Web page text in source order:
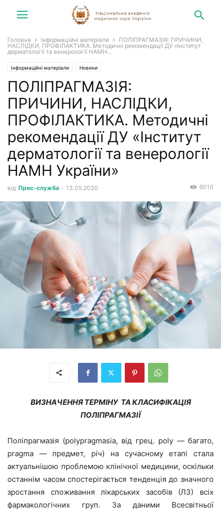
Головна Інформаційні матеріали
ПОЛІПРАГМАЗІЯ: ПРИЧИНИ,
НАСЛІДКИ, ПРОФІЛАКТИКА. Методичні рекомендації ДУ «Інститут
дерматології та венерології НАМН...
Інформаційні матеріали Новини
ПОЛІПРАГМАЗІЯ:
ПРИЧИНИ, НАСЛІДКИ,
ПРОФІЛАКТИКА. Методичні
рекомендації ДУ «Інститут
дерматології та венерології
НАМН України»
від Прес-служба - 13.05.2020 6010
ВИЗНАЧЕННЯ ТЕРМІНУ ТА КЛАСИФІКАЦІЯ
ПОЛІПРАГМАЗІЇ
Поліпрагмазія (polypragmasia, від грец. poly — багато,
pragma — предмет, річ) на сучасному етапі стала
актуальнішою проблемою клінічної медицини, оскільки
останнім часом спостерігається тенденція до значного
зростання споживання лікарських засобів (ЛЗ) всіх
фармакологічних груп. За даними Всесвітньої